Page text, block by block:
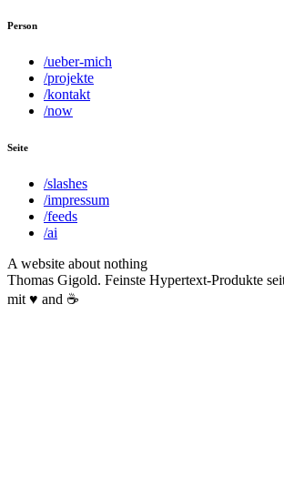
Person
/ueber-mich
/projekte
/kontakt
/now
Seite
/slashes
/impressum
/feeds
/ai
A website about nothing
Thomas Gigold. Feinste Hypertext-Produkte
mit ♥ and ☕